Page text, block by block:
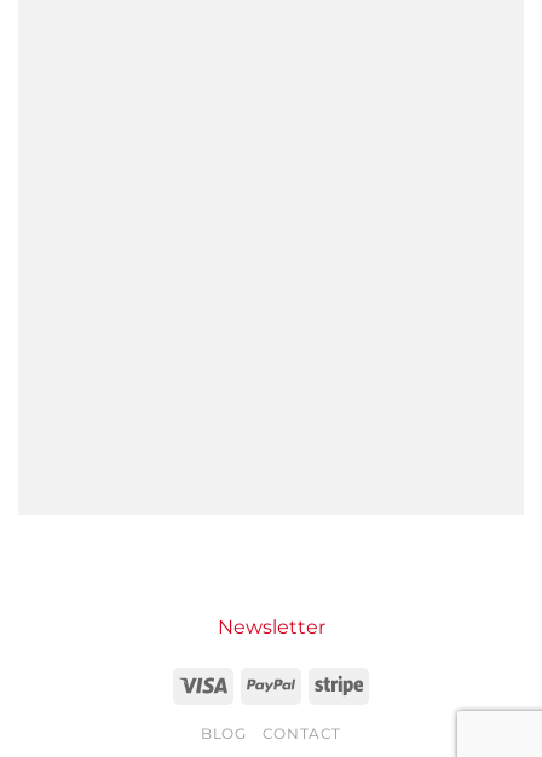
Newsletter
Visa PayPal Stripe
BLOG CONTACT